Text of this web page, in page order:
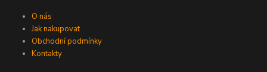
O nás
Jak nakupovat
Obchodní podmínky
Kontakty